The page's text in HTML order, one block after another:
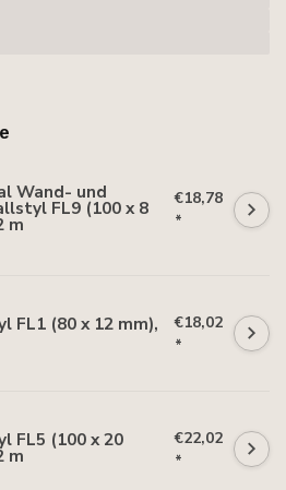
Wand- und
FL9 (100 x 8
m
€18,78
*
FL1 (80 x 12 mm),
€18,02
*
FL5 (100 x 20
m
€22,02
*